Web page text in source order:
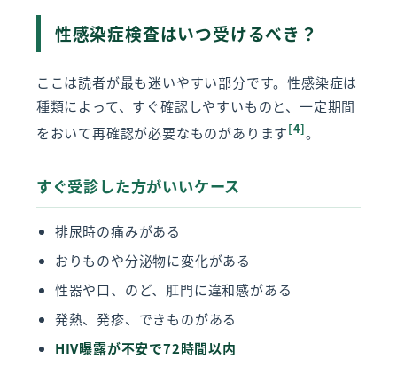
性感染症検査はいつ受けるべき？
ここは読者が最も迷いやすい部分です。性感染症は
種類によって、すぐ確認しやすいものと、一定期間
をおいて再確認が必要なものがあります[4]。
すぐ受診した方がいいケース
排尿時の痛みがある
おりものや分泌物に変化がある
性器や口、のど、肛門に違和感がある
発熱、発疹、できものがある
HIV曝露が不安で72時間以内